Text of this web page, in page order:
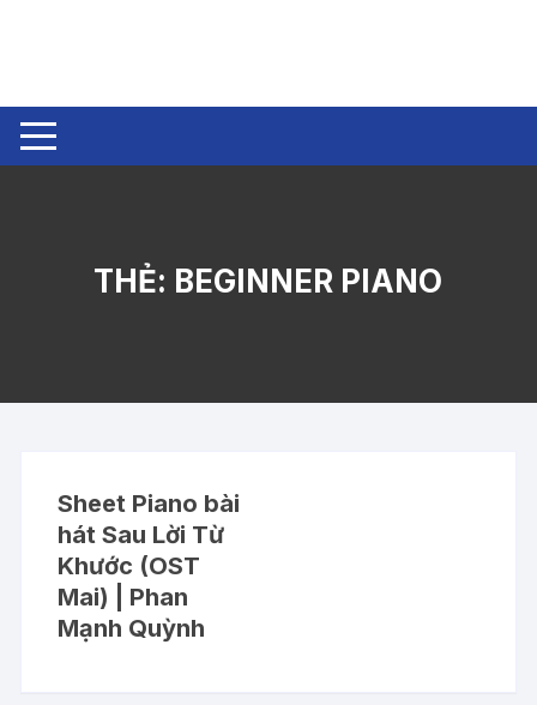
THẺ: BEGINNER PIANO
Sheet Piano bài
hát Sau Lời Từ
Khước (OST
Mai) | Phan
Mạnh Quỳnh